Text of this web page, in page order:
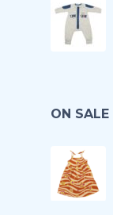
ON SALE